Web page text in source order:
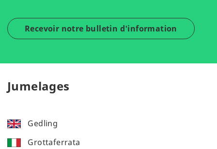
Recevoir notre bulletin d'information
Jumelages
Gedling
Grottaferrata